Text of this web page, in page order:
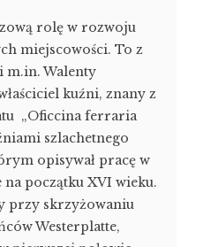
rolę w rozwoju
miejscowości. To z
m.in. Walenty
kuźni, znany z
„Oficcina ferraria
szlachetnego
opisywał pracę w
początku XVI wieku.
przy skrzyżowaniu
Westerplatte,